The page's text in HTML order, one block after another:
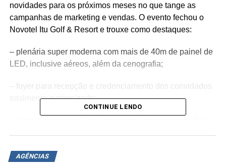
novidades para os próximos meses no que tange as
campanhas de marketing e vendas. O evento fechou o
Novotel Itu Golf & Resort e trouxe como destaques:
– plenária super moderna com mais de 40m de painel de
LED, inclusive aéreos, além da cenografia;
– foyer para recepção e credenciamento dos convidados
totalmente customizado;
Bauducco, com destaque para a área externa e varanda
CONTINUE LENDO
AGÊNCIAS